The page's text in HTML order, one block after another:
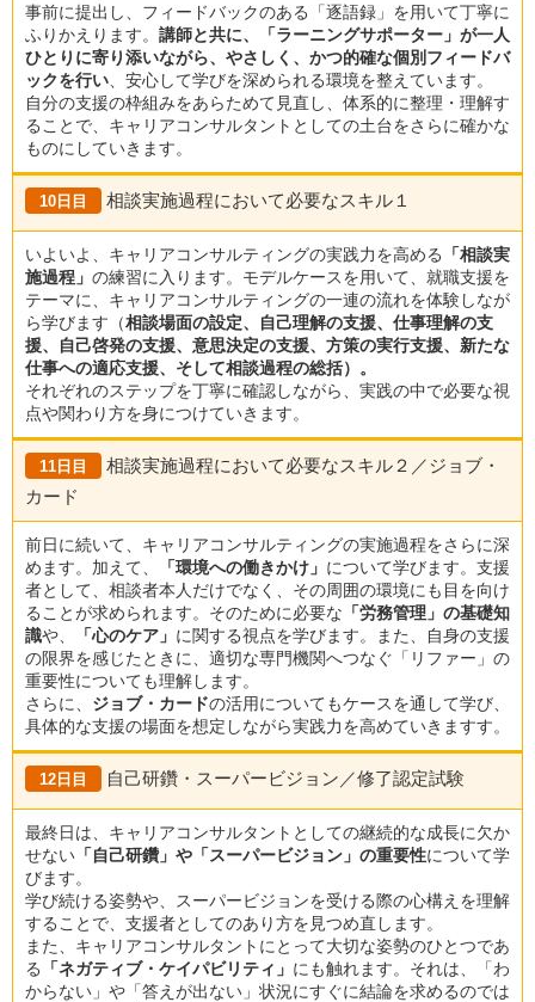
事前に提出し、フィードバックのある「逐語録」を用いて丁寧に
ふりかえります。 講師と共に、「ラーニングサポーター」が一人
ひとりに寄り添いながら、やさしく、かつ的確な個別フィードバ
ックを行い 、安心して学びを深められる環境を整えています。
自分の支援の枠組みをあらためて見直し、体系的に整理・理解す
ることで、キャリアコンサルタントとしての土台をさらに確かな
ものにしていきます。
10日目 相談実施過程において必要なスキル１
いよいよ、キャリアコンサルティングの実践力を高める
「相談実
施過程」 の練習に入ります。モデルケースを用いて、就職支援を
テーマに、キャリアコンサルティングの一連の流れを体験しなが
ら学びます（相談場面の設定、自己理解の支援、仕事理解の支
援、自己啓発の支援、意思決定の支援、方策の実行支援、新たな
仕事への適応支援、そして相談過程の総括）。
それぞれのステップを丁寧に確認しながら、実践の中で必要な視
点や関わり方を身につけていきます。
11日目
相談実施過程において必要なスキル２／ジョブ・
カード
前日に続いて、キャリアコンサルティングの実施過程をさらに深
めます。加えて、
「環境への働きかけ」 について学びます。支援
者として、相談者本人だけでなく、その周囲の環境にも目を向け
ることが求められます。そのために必要な 「労務管理」の基礎知
識や、 「心のケア」 に関する視点を学びます。また、自身の支援
の限界を感じたときに、適切な専門機関へつなぐ「リファー」の
重要性についても理解します。
さらに、 ジョブ・カードの活用についてもケースを通して学び、
具体的な支援の場面を想定しながら実践力を高めていきますす。
12日目 自己研鑽・スーパービジョン／修了認定試験
最終日は、キャリアコンサルタントとしての継続的な成長に欠か
せない 「自己研鑽」や「スーパービジョン」の重要性について学
びます。
学び続ける姿勢や、スーパービジョンを受ける際の心構えを理解
することで、支援者としてのあり方を見つめ直します。
また、キャリアコンサルタントにとって大切な姿勢のひとつであ
る
「ネガティブ・ケイパビリティ」 にも触れます。それは、「わ
からない」や「答えが出ない」状況にすぐに結論を求めるのでは